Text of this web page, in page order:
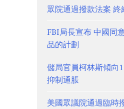
眾院通過撥款法案
FBI局長宣布 中國同
品的計劃
儲局官員柯林斯傾
抑制通脹
美國眾議院通過臨